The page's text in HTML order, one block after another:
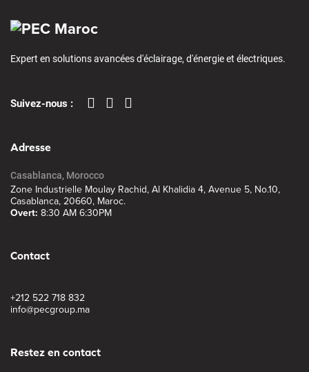
Expert en solutions avancées d'éclairage, d'énergie et électriques.
Suivez-nous :
Adresse
Casablanca, Morocco
Zone Industrielle Moulay Rachid, Al Khalidia 4, Avenue 5, No.10,
Casablanca, 20660, Maroc.
Overt: 8:30 AM 6:30PM
Contact
+212 522 718 832
info@pecgroup.ma
Restez en contact